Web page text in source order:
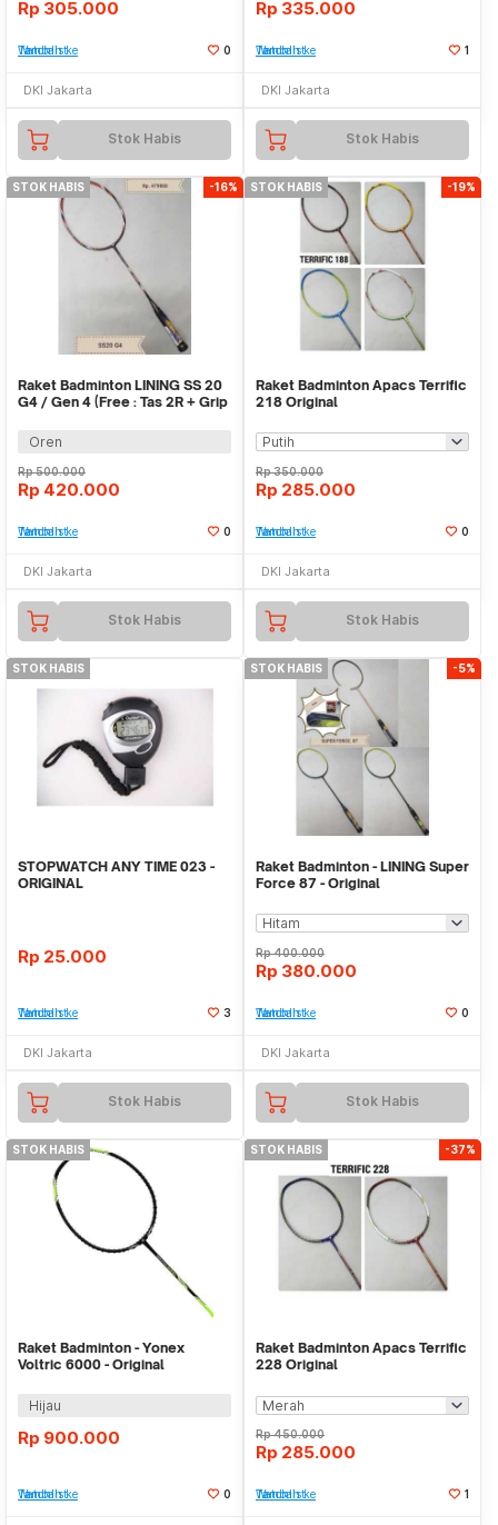
Rp 305.000
Tambah ke Watchlist 0
DKI Jakarta
Stok Habis
Rp 335.000
Tambah ke Watchlist 1
DKI Jakarta
Stok Habis
STOK HABIS -16%
Raket Badminton LINING SS 20
G4 / Gen 4 (Free : Tas 2R + Grip
Oren
Rp500.000
Rp 420.000
Tambah ke Watchlist 0
DKI Jakarta
Stok Habis
STOK HABIS -19%
Raket Badminton Apacs Terrific
218 Original
Rp350.000
Rp 285.000
Tambah ke Watchlist 0
DKI Jakarta
Stok Habis
STOK HABIS
STOPWATCH ANY TIME 023 -
ORIGINAL
Rp 25.000
Tambah ke Watchlist 3
DKI Jakarta
Stok Habis
STOK HABIS -5%
Raket Badminton - LINING Super
Force 87 - Original
Rp400.000
Rp 380.000
Tambah ke Watchlist 0
DKI Jakarta
Stok Habis
STOK HABIS
Raket Badminton - Yonex
Voltric 6000 - Original
Hijau
Rp 900.000
Tambah ke Watchlist 0
STOK HABIS -37%
Raket Badminton Apacs Terrific
228 Original
Rp450.000
Rp 285.000
Tambah ke Watchlist 1